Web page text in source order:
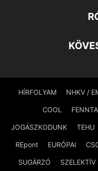
HÍRFOLYAM NHKV /
COOL
JOGÁSZKODUNK TEHU
REpont EURÓPAI
SUGÁRZÓ SZELEKTÍV